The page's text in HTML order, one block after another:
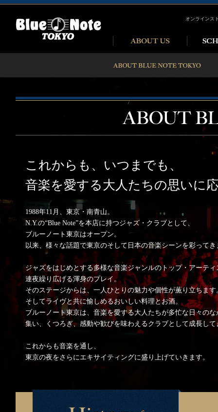
オンラインス
これからも、いつまでも、
音楽を愛する大人たちの思いに
1988年11月、東京・南青山。
N.Y.の“Blue Note”を本店に持つジャズ・クラブとして、
ブルーノート東京はオープン。
以来、様々な話題で東京のそして日本の音楽シーンを彩ってき
ジャズをはじめとする多様な音楽ジャンルのトップ・アーテ
連夜繰り広げる渾身のプレイ。
そのステージからは、一人ひとりの魅力や個性が薫り立ちます
そしてライヴと共に愉しめるおいしい料理とお酒。
ブルーノート東京は、音楽を愛する大人たちが多忙な日々のな
集い、くつろぎ、感動や歓びを味わえるクラブとして成長し
これからも音楽を通し、
東京の夜をさらにエキサイティングに盛り上げていきます。